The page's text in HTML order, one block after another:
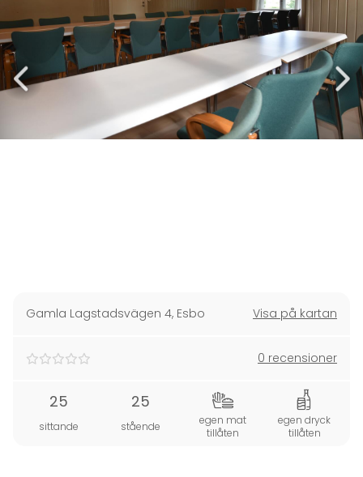
Gamla Lagstadsvägen 4, Esbo Visa på kartan
0 recensioner
25
sittande
25
stående
egen mat
tillåten
egen dryck
tillåten